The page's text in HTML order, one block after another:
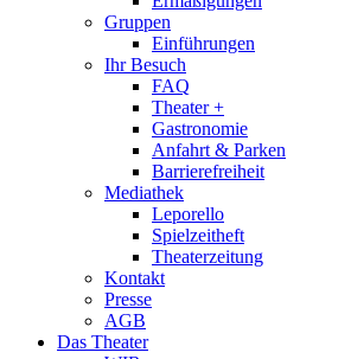
Gruppen
Einführungen
Ihr Besuch
FAQ
Theater +
Gastronomie
Anfahrt & Parken
Barrierefreiheit
Mediathek
Leporello
Spielzeitheft
Theaterzeitung
Kontakt
Presse
AGB
Das Theater